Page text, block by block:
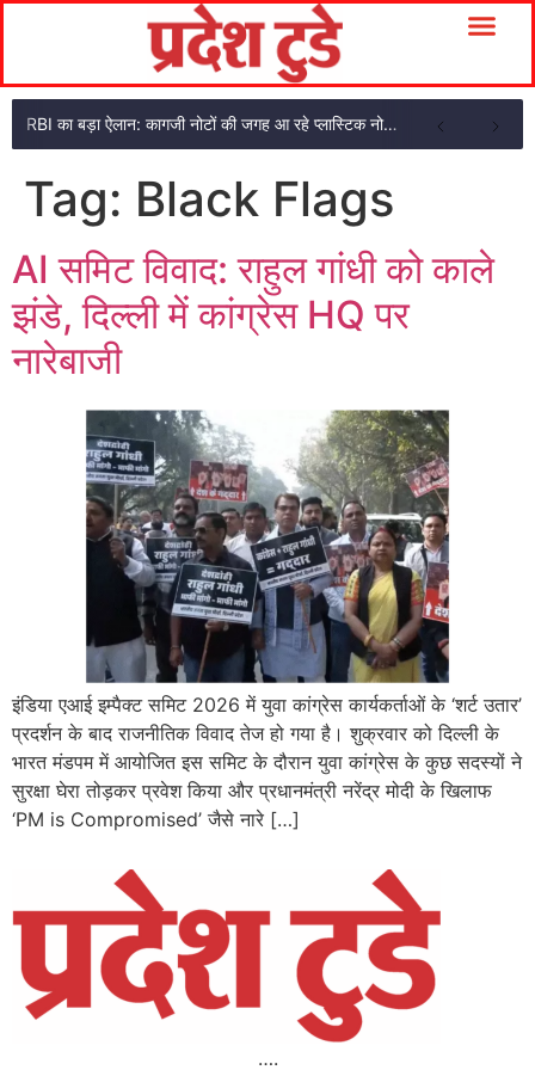
RBI का बड़ा ऐलान: कागजी नोटों की जगह आ रहे प्लास्टिक नोट, ₹10-₹20 के नोट बदल जाएंगे
Tag: Black Flags
AI समिट विवाद: राहुल गांधी को काले
झंडे, दिल्ली में कांग्रेस HQ पर
नारेबाजी
इंडिया एआई इम्पैक्ट समिट 2026 में युवा कांग्रेस कार्यकर्ताओं के ‘शर्ट उतार’
प्रदर्शन के बाद राजनीतिक विवाद तेज हो गया है। शुक्रवार को दिल्ली के
भारत मंडपम में आयोजित इस समिट के दौरान युवा कांग्रेस के कुछ सदस्यों ने
सुरक्षा घेरा तोड़कर प्रवेश किया और प्रधानमंत्री नरेंद्र मोदी के खिलाफ
‘PM is Compromised’ जैसे नारे […]
….